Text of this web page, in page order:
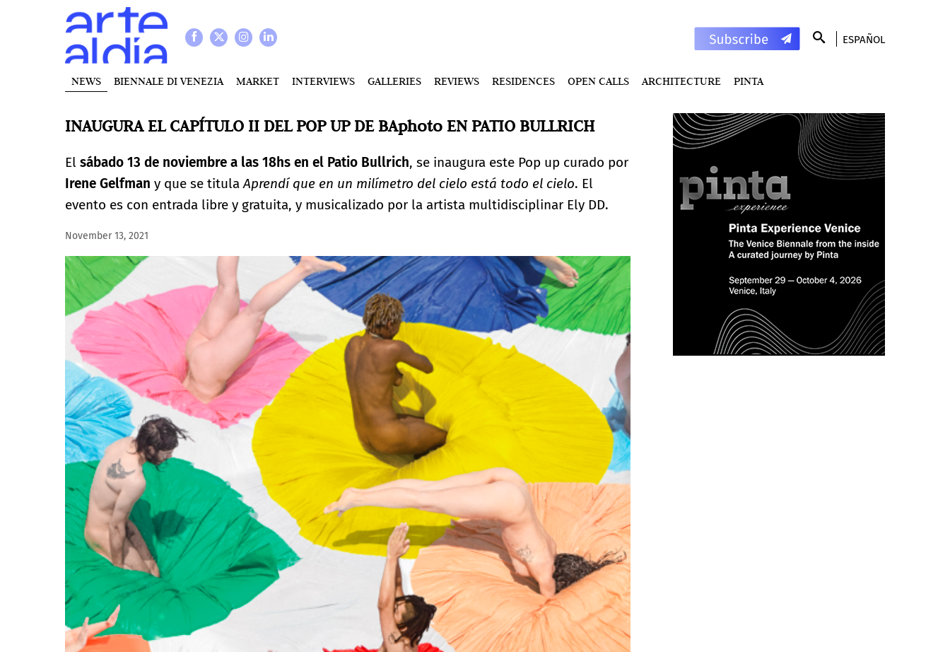
ESPAÑOL
NEWS BIENNALE DI VENEZIA MARKET INTERVIEWS GALLERIES REVIEWS RESIDENCES OPEN CALLS ARCHITECTURE PINTA
INAUGURA EL CAPÍTULO II DEL POP UP DE BAphoto EN PATIO BULLRICH
El sábado 13 de noviembre a las 18hs en el Patio Bullrich, se inaugura este Pop up curado por
Irene Gelfman y que se titulaAprendí que en un milímetro del cielo está todo el cielo. El
evento es con entrada libre y gratuita, y musicalizado por la artista multidisciplinar Ely DD.
November 13, 2021